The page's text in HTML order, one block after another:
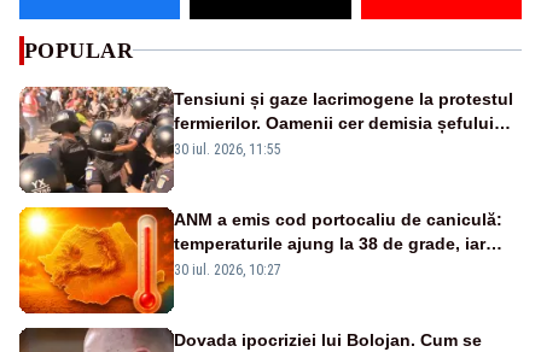
POPULAR
Tensiuni și gaze lacrimogene la protestul
fermierilor. Oamenii cer demisia șefului
ANSVSA și s-au mutat în Piața Victoria–
30 iul. 2026, 11:55
ANM a emis cod portocaliu de caniculă:
temperaturile ajung la 38 de grade, iar
valul de căldură se extinde în România -
30 iul. 2026, 10:27
Dovada ipocriziei lui Bolojan. Cum se